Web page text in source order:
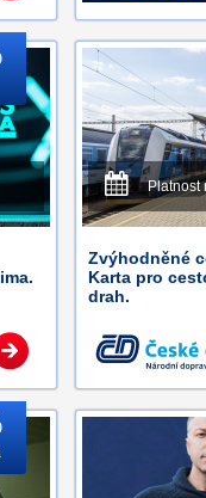
Platnost
Zvýhodněné
Karta pro
drah.